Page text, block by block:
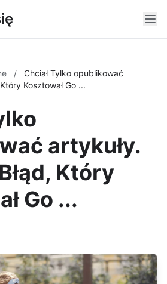
/
Chciał Tylko opublikować
Kosztował Go ...
artykuły.
Który
Go ...